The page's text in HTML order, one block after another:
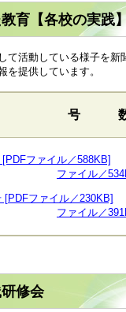
育【各校の実践
て活動している様子を新
提供しています。
号
ファイル／588KB]
ファイル／
[PDFファイル／230KB]
ファイル／
研修会